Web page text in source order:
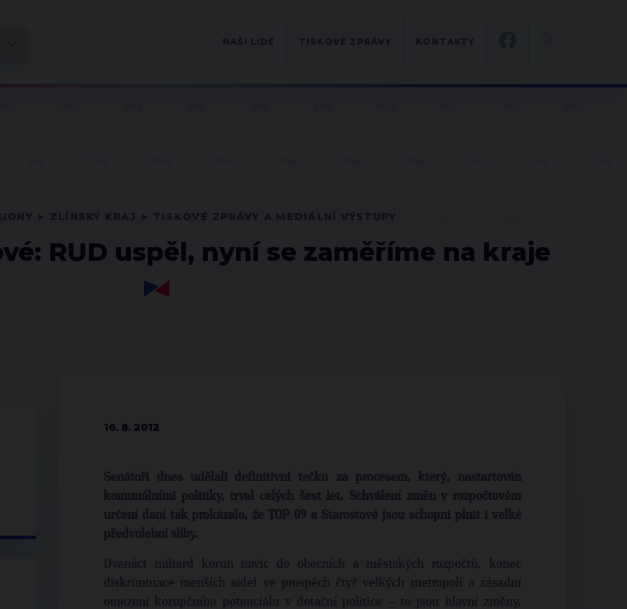
RUD uspěl, nyní se zaměříme na kraje
16. 8. 2012
Senátoři dnes udělali definitivní tečku za procesem, který, nastartován
komunálními politiky, trval celých šest let. Schválení změn v rozpočtovém
určení daní tak prokázalo, že TOP 09 a Starostové jsou schopni plnit i velké
předvolební sliby.
Dvanáct miliard korun navíc do obecních a městských rozpočtů, konec
diskriminace menších sídel ve prospěch čtyř velkých metropolí a zásadní
omezení korupčního potenciálu v dotační politice – to jsou hlavní změny,